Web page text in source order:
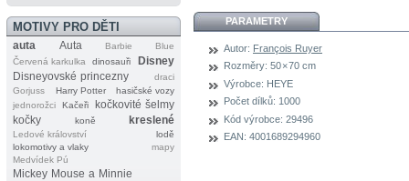
MOTIVY PRO DĚTI
auta Auta Barbie
Blue
Červená karkulka
dinosauři
Disney
Disneyovské princezny
draci
Gorjuss
Harry Potter
hasičské vozy
jednorožci
Kačeři
kočkovité šelmy
kočky
koně kreslené
Ledové království
lodě
lokomotivy a vlaky
mapy
Medvídek Pú
Mickey Mouse a Minnie
PARAMETRY
Autor: François Ruyer
Rozměry: 50 × 70 cm
Výrobce: HEYE
Počet dílků: 1000
Kód výrobce: 29496
EAN: 4001689294960